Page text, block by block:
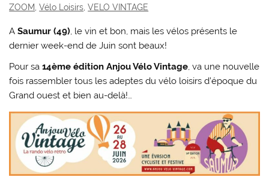
ZOOM,Vélo Loisirs,VELO VINTAGE
ASaumur (49), le vin et bon, mais les vélos présents le
dernier week-end de Juin sont beaux!
Pour sa14ème édition Anjou Vélo Vintage, va une nouvelle
fois rassembler tous les adeptes du vélo loisirs d’époque du
Grand ouest et bien au-delà!…